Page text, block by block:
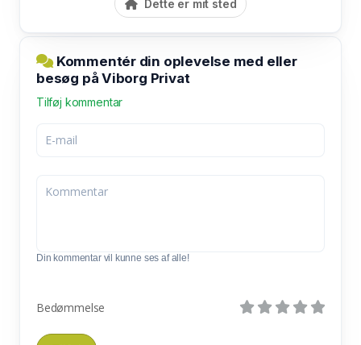
Dette er mit sted
Kommentér din oplevelse med eller
besøg på Viborg Privat
Tilføj kommentar
Din kommentar vil kunne ses af alle!
Bedømmelse